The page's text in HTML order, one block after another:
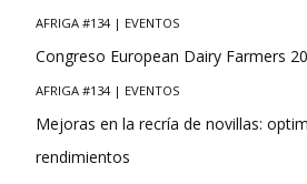
AFRIGA #134 | EVENTOS
Congreso European Dairy Farmers
AFRIGA #134 | EVENTOS
Mejoras en la recría de novillas:
rendimientos